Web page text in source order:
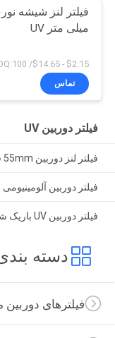
میلی متر UV
$2.15 - $14.65/ Piece MOQ:100
تماس
فیلتر دوربین UV
فیلتر لنز دوربین 55mm فریم 55 میلی متر UV
فیلتر دوربین آلومینیومی 5.5 میلی متر قاب 62 میلی متر UV
فیلتر دوربین UV باریک شیشه ای SCHOTT 49 میلی متر
دسته
فیلترهای دوربین